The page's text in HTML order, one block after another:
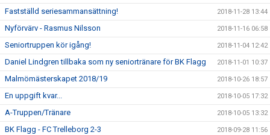
Fastställd seriesammansättning! 2018-11-28 13:44
Nyförvärv - Rasmus Nilsson 2018-11-16 06:58
Seniortruppen kör igång! 2018-11-04 12:42
Daniel Lindgren tillbaka som ny seniortränare för BK Flagg 2018-11-01 10:37
Malmömästerskapet 2018/19 2018-10-26 18:57
En uppgift kvar... 2018-10-05 17:32
A-Truppen/Tränare 2018-10-05 13:32
BK Flagg - FC Trelleborg 2-3 2018-09-28 11:56